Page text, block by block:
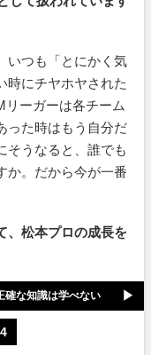
いつも「とにかく気
時にチヤホヤされた
ーガーは各チーム
った時はもう自分だ
そうなると、誰でも
か。だから今が一番
松本プロの成長を
確な知識は学べない
4